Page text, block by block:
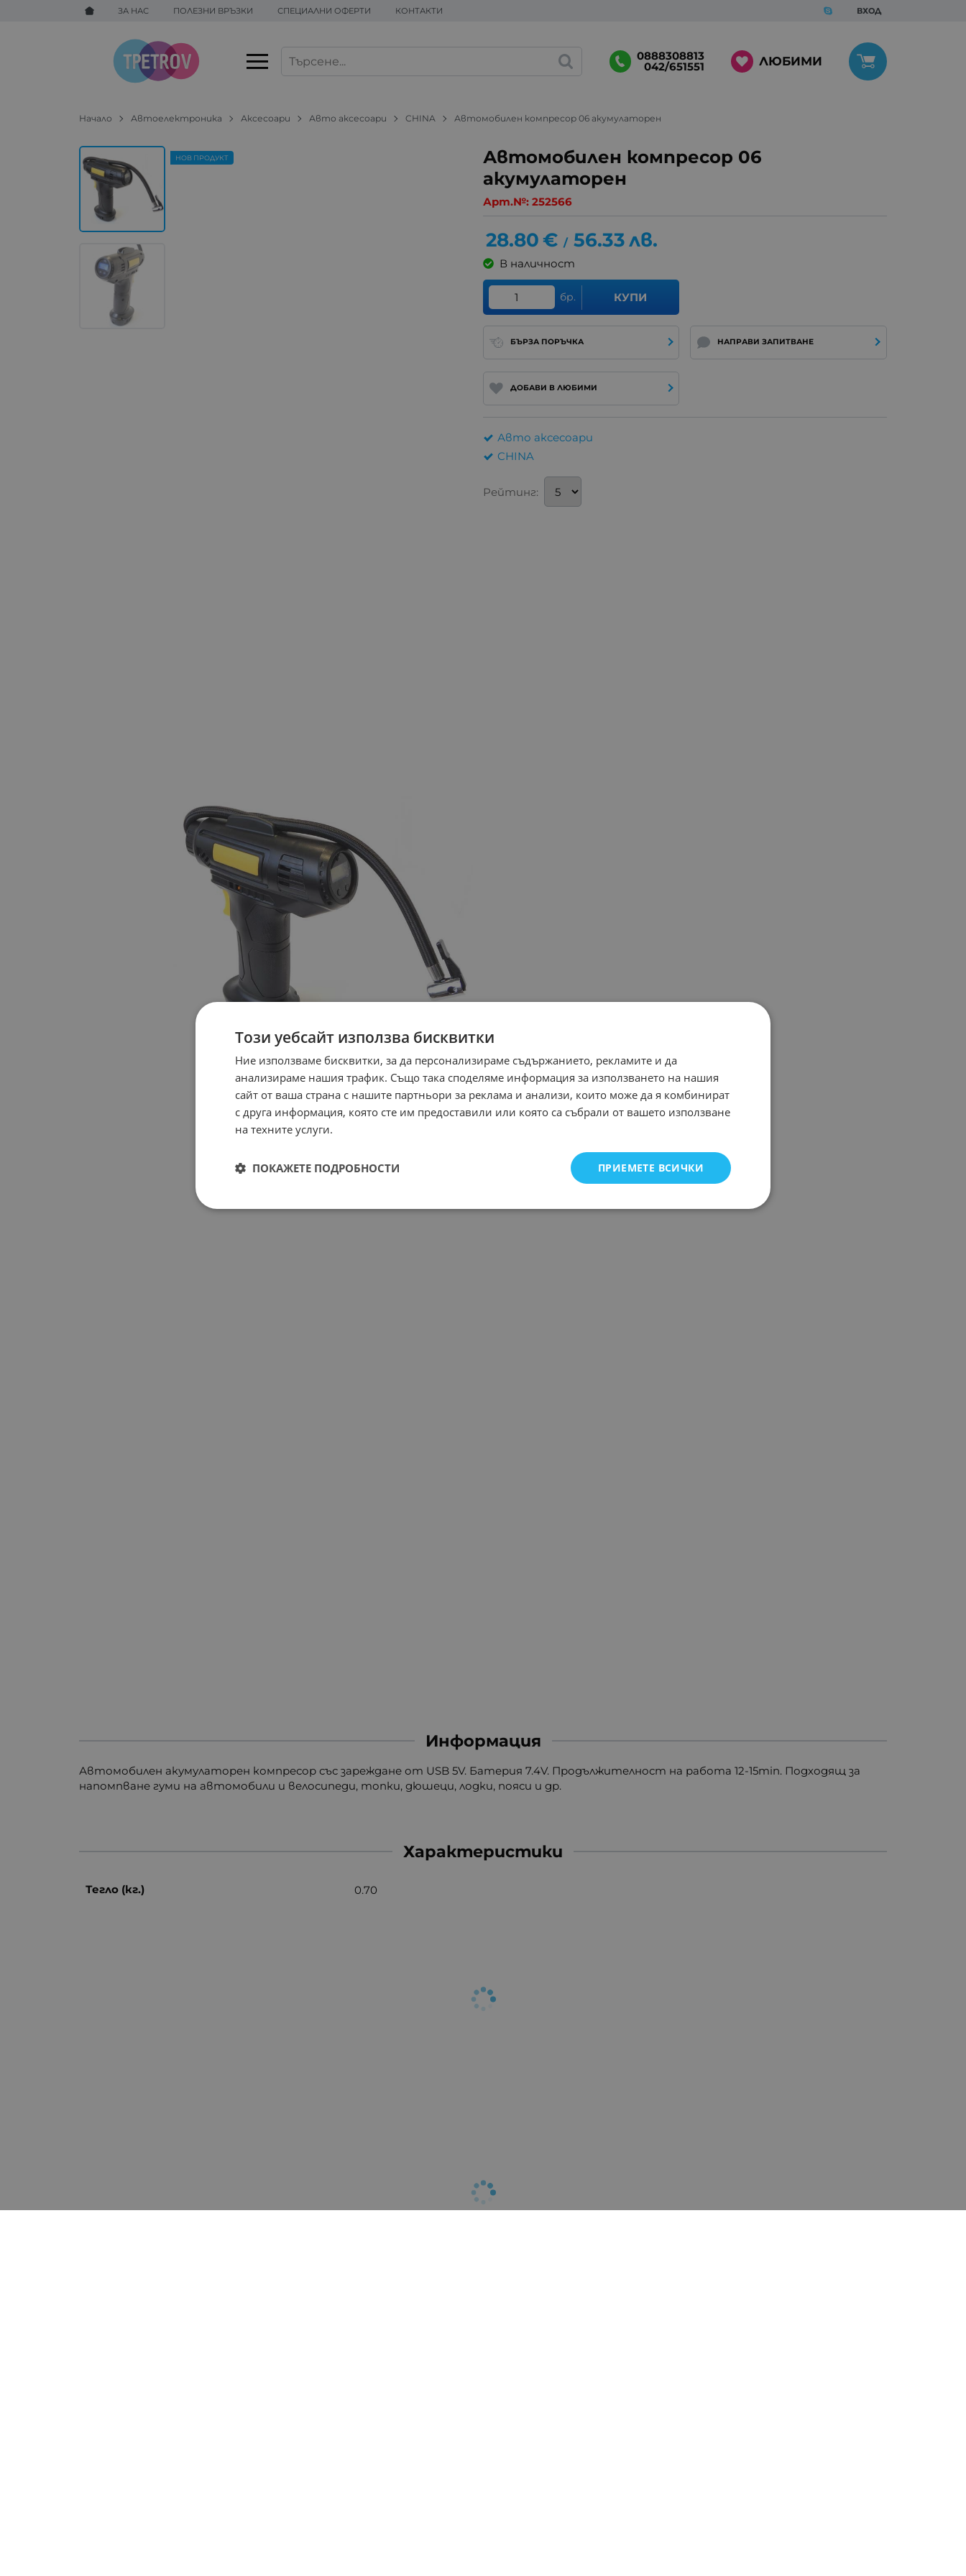
ЗА НАС ПОЛЕЗНИ ВРЪЗКИ СПЕЦИАЛНИ ОФЕРТИ КОНТАКТИ ВХОД
0888308813
042/651551 ЛЮБИМИ
Начало Автоелектроника Аксесоари Авто аксесоари CHINA Автомобилен компресор 06 акумулаторен
Автомобилен компресор 06
акумулаторен
Арт.№: 252566
НОВ ПРОДУКТ
28.80€ / 56.33лв.
В наличност
бр. КУПИ
БЪРЗА ПОРЪЧКА НАПРАВИ ЗАПИТВАНЕ
ДОБАВИ В ЛЮБИМИ
Авто аксесоари
CHINA
Рейтинг:
Информация
Автомобилен акумулаторен компресор със зареждане от USB 5V. Батерия 7.4V. Продължителност на работа 12-15min. Подходящ за
напомпване гуми на автомобили и велосипеди, топки, дюшеци, лодки, пояси и др.
Характеристики
Тегло (кг.) 0.70
Този уебсайт използва бисквитки
Ние използваме бисквитки, за да персонализираме съдържанието, рекламите и да
анализираме нашия трафик. Също така споделяме информация за използването на нашия
сайт от ваша страна с нашите партньори за реклама и анализи, които може да я комбинират
с друга информация, която сте им предоставили или която са събрали от вашето използване
на техните услуги.
ПРИЕМЕТЕ ВСИЧКИ
ПОКАЖЕТЕ ПОДРОБНОСТИ